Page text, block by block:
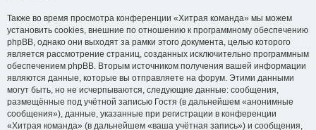
Также во время просмотра конференции «Хитрая команда» мы можем
установить cookies, внешние по отношению к программному обеспечению
phpBB, однако они выходят за рамки этого документа, целью которого
является рассмотрение страниц, созданных исключительно программным
обеспечением phpBB. Вторым источником получения вашей информации
являются данные, которые вы отправляете на форум. Этими данными
могут быть, но не исчерпываются, следующие данные: сообщения,
размещённые под учётной записью Гостя (в дальнейшем «анонимные
сообщения»), данные, указанные при регистрации в конференции
«Хитрая команда» (в дальнейшем «ваша учётная запись») и сообщения,